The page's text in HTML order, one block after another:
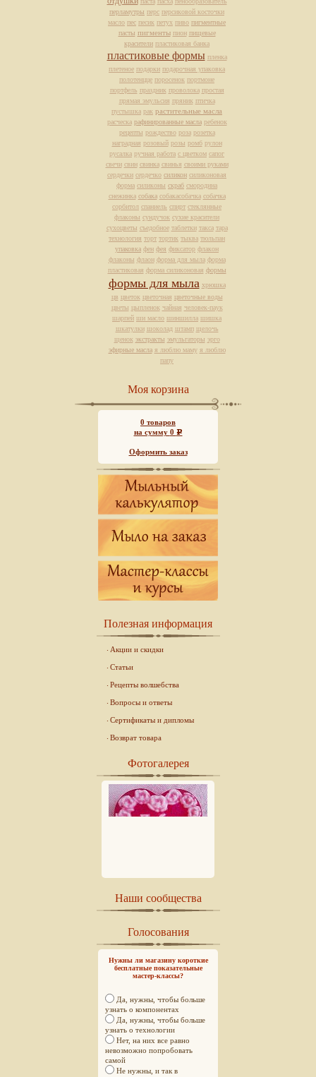
перламутры перс персиковой косточки
масло пес песик петух пиво пигментные
пасты пигменты пион пищевые
красители пластиковая банка
пластиковые формы пленка
плетеное подарки подарочная упаковка
полотенцце поросенок портмоне
портфель праздник проволока простая
прямая эмульсия пряник птичка
пустышка рак растительные масла
расческа рафинированные масла ребенок
рецепты рождество роза розетка
наградная розовый розы ромб рулон
русалка ручная работа с цветком сапог
свечи свин свинка свинья своими руками
сердечки сердечко силикон силиконовая
форма силиконы скраб смородина
снежинка собака собакасобачка собачка
сорбитол спаниель спирт стеклянные
флаконы сундучок сухие красители
сухоцветы съедобное таблетки такса тара
технология торт тортик тыква тюльпан
упаковка фен фея фиксатор флакон
флаконы флаон форма для мыла форма
пластиковая форма силиконовая формы
формы для мыла хрюшка
цв цветок цветочная цветочные воды
цветы цыпленок чайная человек-паук
шарпей ши масло шиншилла шишка
шкатулки шоколад штамп щелочь
щенок экстракты эмульгаторы эрго
эфирные масла я люблю маму я люблю
папу
Моя корзина
0 товаров
на сумму 0 Р
Оформить заказ
Полезная информация
Акции и скидки
Статьи
Рецепты волшебства
Вопросы и ответы
Сертификаты и дипломы
Возврат товара
Фотогалерея
Наши сообщества
Голосования
Нужны ли магазину короткие
бесплатные показательные
мастер-классы?
Да, нужны, чтобы больше
узнать о компонентах
Да, нужны, чтобы больше
узнать о технологии
Нет, на них все равно
невозможно попробовать
самой
Не нужны, и так в